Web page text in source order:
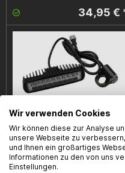
34,95 €
Scheinwerfer Ultrabright, Sur-Ron
Light Bee
Wir verwenden Cookies
Wir können diese zur Analyse
unsere Webseite zu
und Ihnen ein großartiges
Informationen zu den von uns
Einstellungen.